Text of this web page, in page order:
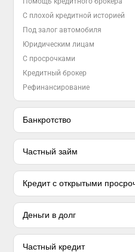
С плохой кредитной историей
Под залог автомобиля
Юридическим лицам
С просрочками
Кредитный брокер
Рефинансирование
Банкротство
Частный займ
Кредит с открытыми
Деньги в долг
Частный кредит